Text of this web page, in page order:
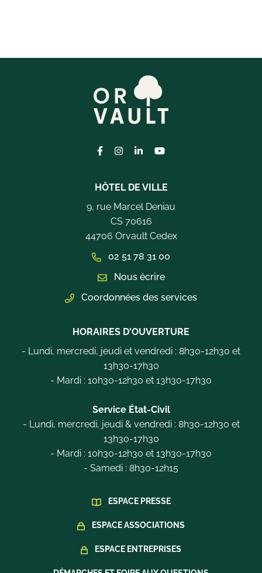
Lien vers le compte Facebook
Lien vers le compte Instagram
Lien vers le compte Linkedin
Lien vers la chaîne
HÔTEL DE VILLE
9, rue Marcel Deniau
CS 70616
44706 Orvault Cedex
02 51 78 31 00
Nous écrire
Coordonnées des services
HORAIRES D'OUVERTURE
- Lundi, mercredi, jeudi et vendredi : 8h30-12h30 et
13h30-17h30
- Mardi : 10h30-12h30 et 13h30-17h30
Service État-Civil
- Lundi, mercredi, jeudi & vendredi : 8h30-12h30 et
13h30-17h30
- Mardi : 10h30-12h30 et 13h30-17h30
- Samedi : 8h30-12h15
ESPACE PRESSE
ESPACE ASSOCIATIONS
ESPACE ENTREPRISES